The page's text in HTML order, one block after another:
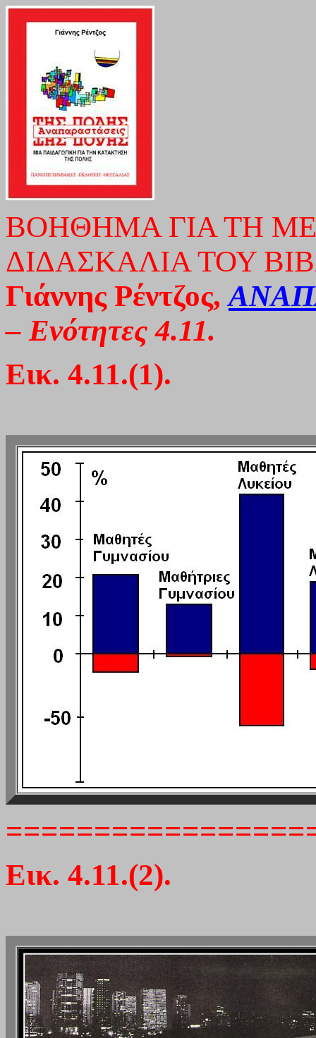
ΒΟΗΘΗΜΑ ΓΙΑ ΤΗ
ΔΙΔΑΣΚΑΛΙΑ ΤΟΥ
Γιάννης Ρέντζος,
– Ενότητες 4.11.
Εικ. 4.11.(1).
Εικ. 4.11.(2).